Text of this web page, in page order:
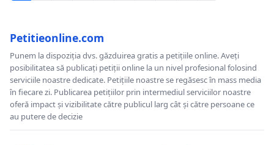
Petitieonline.com
Punem la dispoziția dvs. găzduirea gratis a petițiile online. Aveți
posibilitatea să publicați petiții online la un nivel profesional folosind
serviciile noastre dedicate. Petițiile noastre se regăsesc în mass media
în fiecare zi. Publicarea petițiilor prin intermediul serviciilor noastre
oferă impact și vizibilitate către publicul larg cât și către persoane ce
au putere de decizie